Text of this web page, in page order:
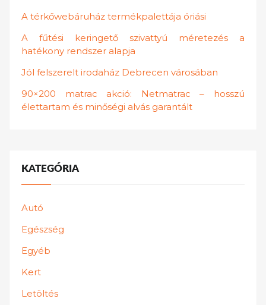
A térkőwebáruház termékpalettája óriási
A fűtési keringető szivattyú méretezés a
hatékony rendszer alapja
Jól felszerelt irodaház Debrecen városában
90×200 matrac akció: Netmatrac – hosszú
élettartam és minőségi alvás garantált
KATEGÓRIA
Autó
Egészség
Egyéb
Kert
Letöltés